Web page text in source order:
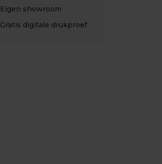
Eigen showroom
Gratis digitale drukproef